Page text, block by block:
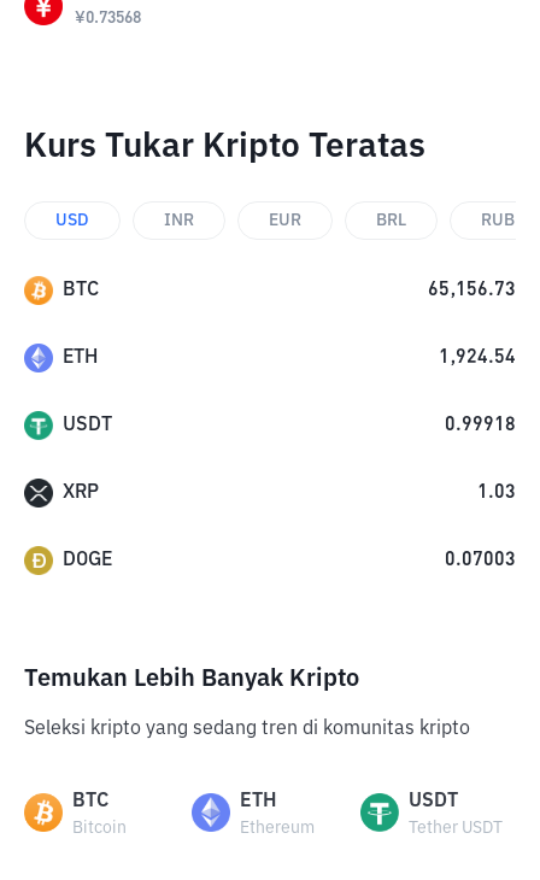
¥0.73568
Kurs Tukar Kripto Teratas
USD INR EUR BRL RUB
BTC 65,156.73
ETH 1,924.54
USDT 0.99918
XRP 1.03
DOGE 0.07003
Temukan Lebih Banyak Kripto
Seleksi kripto yang sedang tren di komunitas kripto
BTC
Bitcoin
ETH
Ethereum
USDT
Tether USDT